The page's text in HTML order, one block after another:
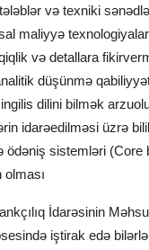
və texniki
maliyyə
və detallara
düşünmə
dilini bilmək
idarəedilməsi üzrə
ödəniş sistemləri (Core
olması
İdarəsinin
iştirak edə